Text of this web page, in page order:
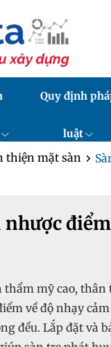
Quy định
luật
thiện mặt sàn
nhược
mỹ cao,
về độ nhạy
đều. Lắp đặt và